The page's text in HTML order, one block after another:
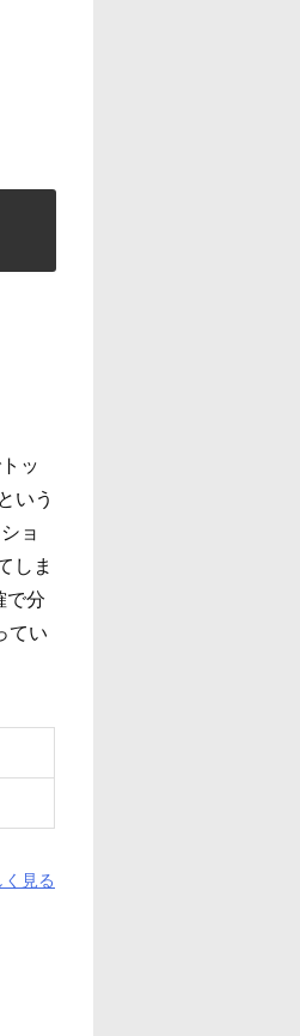
ッ
いう
ョ
しま
で分
てい
見る